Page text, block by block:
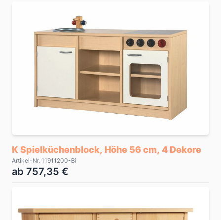
K Spielküchenblock, Höhe 56 cm, 4 Dekore
Artikel-Nr. 11911200-Bi
ab 757,35 €